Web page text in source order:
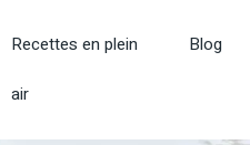
Recettes en plein
air
Blog